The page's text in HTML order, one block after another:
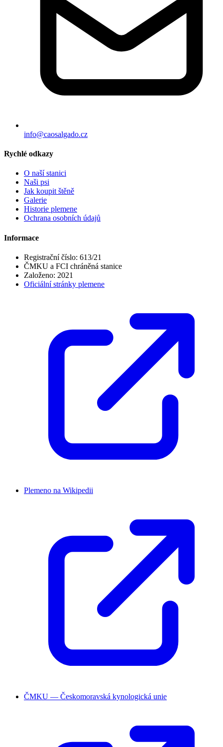
info@caosalgado.cz
Rychlé odkazy
O naší stanici
Naši psi
Jak koupit štěně
Galerie
Historie plemene
Ochrana osobních údajů
Informace
Registrační číslo: 613/21
ČMKU a FCI chráněná stanice
Založeno: 2021
Oficiální stránky plemene
Plemeno na Wikipedii
ČMKU — Českomoravská kynologická unie